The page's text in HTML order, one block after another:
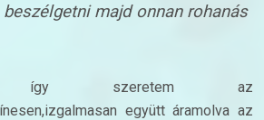
majd onnan rohanás
szeretem az
együtt áramolva az